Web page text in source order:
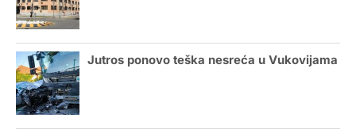
Jutros ponovo teška nesreća u Vukovijama